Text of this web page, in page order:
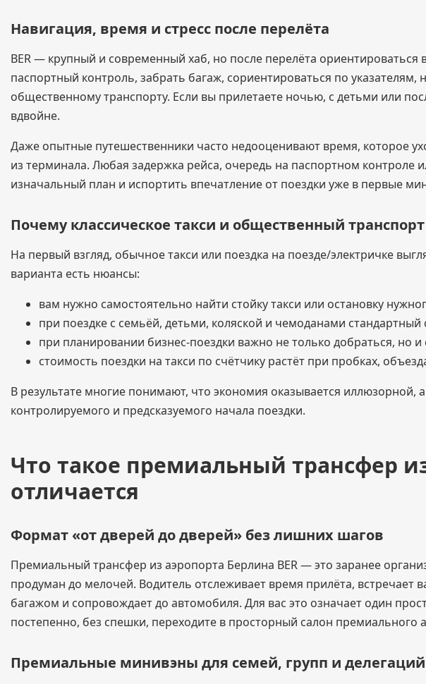
Навигация, время и стресс после перелёта
BER — крупный и современный хаб, но после перелёта
паспортный контроль, забрать багаж, сориентироваться по указателям,
общественному транспорту. Если вы прилетаете ночью, с детьми или
вдвойне.
Даже опытные путешественники часто недооценивают время, которое
из терминала. Любая задержка рейса, очередь на паспортном контроле
изначальный план и испортить впечатление от поездки уже в первые
Почему классическое такси и общественный
На первый взгляд, обычное такси или поездка на поезде/электричке
варианта есть нюансы:
вам нужно самостоятельно найти стойку такси или остановку
при поездке с семьёй, детьми, коляской и чемоданами
при планировании бизнес-поездки важно не только добраться, но
стоимость поездки на такси по счётчику растёт при пробках,
В результате многие понимают, что экономия оказывается
контролируемого и предсказуемого начала поездки.
Что такое премиальный трансфер
отличается
Формат «от дверей до дверей» без лишних шагов
Премиальный трансфер из аэропорта Берлина BER — это заранее
продуман до мелочей. Водитель отслеживает время прилёта, встречает
багажом и сопровождает до автомобиля. Для вас это означает один
постепенно, без спешки, переходите в просторный салон премиального
Премиальные минивэны для семей, групп и делегаций